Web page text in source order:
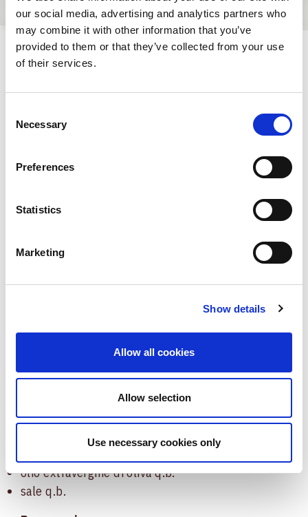
our social media, advertising and analytics partners who
may combine it with other information that you’ve
provided to them or that they’ve collected from your use
of their services.
Selection
Necessary
Preferences
Statistics
Marketing
Show details
Allow all cookies
Allow selection
Use necessary cookies only
Insalata di pasta con avocado e
prosciutto
pranzi estivi veloci.
Cottura:
250 g di pasta corta
300 g di pomodorini datterini
Prosciutto cotto Alta Qualità Negroni
1 avocado maturo
olio extravergine di oliva q.b.
sale q.b.